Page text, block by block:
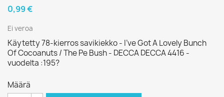
0,99 €
Ei veroa
Käytetty 78-kierros savikiekko - I’ve Got A Lovely Bunch
Of Cocoanuts / The Pe Bush - DECCA DECCA 4416 -
vuodelta :195?
Määrä